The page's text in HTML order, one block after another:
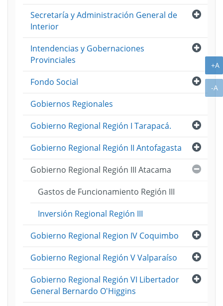
Abrir
Secretaría y Administración General de
Interior
Abrir
Intendencias y Gobernaciones
Provinciales
Abrir
Fondo Social
Gobiernos Regionales
Abrir
Gobierno Regional Región I Tarapacá.
Abrir
Gobierno Regional Región II Antofagasta
Gobierno Regional Región III Atacama
Gastos de Funcionamiento Región III
Inversión Regional Región III
Abrir
Gobierno Regional Region IV Coquimbo
Abrir
Gobierno Regional Región V Valparaíso
Abrir
Gobierno Regional Región VI Libertador
General Bernardo O'Higgins
+A
-A